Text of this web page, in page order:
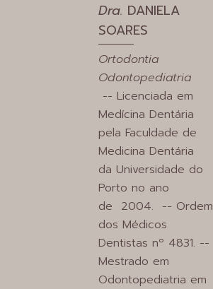
Dra. DANIELA
SOARES
Ortodontia
Odontopediatria
-- Licenciada em
Medícina Dentária
pela Faculdade de
Medicina Dentária
da Universidade do
Porto no ano
de 2004. -- Ordem
dos Médicos
Dentistas nº 4831. --
Mestrado em
Odontopediatria em